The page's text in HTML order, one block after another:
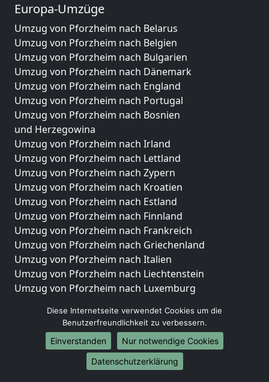
Europa-Umzüge
Umzug von Pforzheim nach Belarus
Umzug von Pforzheim nach Belgien
Umzug von Pforzheim nach Bulgarien
Umzug von Pforzheim nach Dänemark
Umzug von Pforzheim nach England
Umzug von Pforzheim nach Portugal
Umzug von Pforzheim nach Bosnien
und Herzegowina
Umzug von Pforzheim nach Irland
Umzug von Pforzheim nach Lettland
Umzug von Pforzheim nach Zypern
Umzug von Pforzheim nach Kroatien
Umzug von Pforzheim nach Estland
Umzug von Pforzheim nach Finnland
Umzug von Pforzheim nach Frankreich
Umzug von Pforzheim nach Griechenland
Umzug von Pforzheim nach Italien
Umzug von Pforzheim nach Liechtenstein
Umzug von Pforzheim nach Luxemburg
Umzug von Pforzheim nach Norwegen
Umzüge-Deutschlandweit
Umzug von Pforzheim nach Berlin
Diese Internetseite verwendet Cookies um die
Benutzerfreundlichkeit zu verbessern.
Einverstanden
Nur notwendige Cookies
Datenschutzerklärung